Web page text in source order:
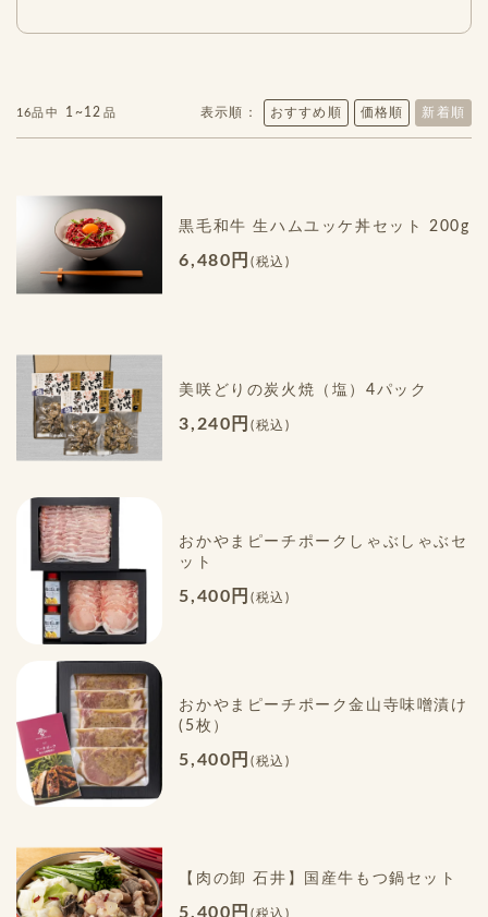
16品中 1~12 品 表示順： おすすめ順 価格順 新着順
黒毛和牛 生ハムユッケ丼セット 200g
6,480円 (税込)
美咲どりの炭火焼（塩）4パック
3,240円 (税込)
おかやまピーチポークしゃぶしゃぶセ
ット
5,400円 (税込)
おかやまピーチポーク金山寺味噌漬け
(5枚）
5,400円 (税込)
【肉の卸 石井】国産牛もつ鍋セット
5,400円 (税込)